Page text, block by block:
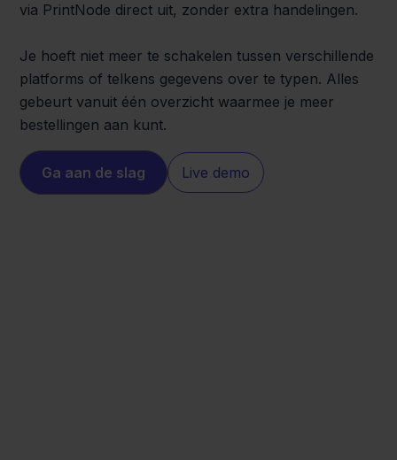
via PrintNode direct uit, zonder extra handelingen.
Je hoeft niet meer te schakelen tussen verschillende
platforms of telkens gegevens over te typen. Alles
gebeurt vanuit één overzicht waarmee je meer
bestellingen aan kunt.
Ga aan de slag Live demo